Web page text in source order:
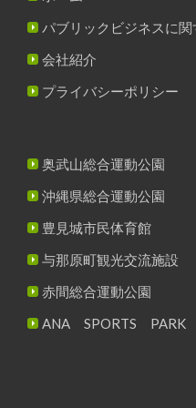
パブリックビジネスに
会社紹介
プライバシーポリシー
奥武山総合運動公園
沖縄県総合運動公園
豊見城市民体育館
与那原町観光交流施設
赤間総合運動公園
ANA SPORTS PARK